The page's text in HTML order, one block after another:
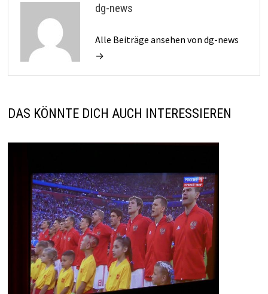
dg-news
Alle Beiträge ansehen von dg-news
→
DAS KÖNNTE DICH AUCH INTERESSIEREN